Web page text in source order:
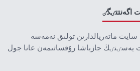
ماتەريالدارىن تولىق نەمەسە
جازباشا رۇقساتىمەن عانا جول